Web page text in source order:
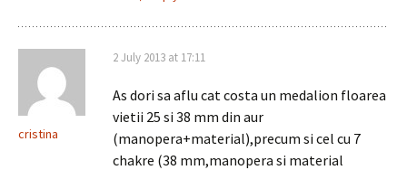
cristina
2 July 2013 at 17:11
As dori sa aflu cat costa un medalion floarea
vietii 25 si 38 mm din aur
(manopera+material),precum si cel cu 7
chakre (38 mm,manopera si material